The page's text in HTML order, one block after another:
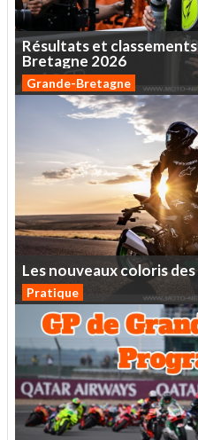
Résultatset classements
Bretagne 2026
Grande-Bretagne
Lesnouveauxcolorisdes
Pratique